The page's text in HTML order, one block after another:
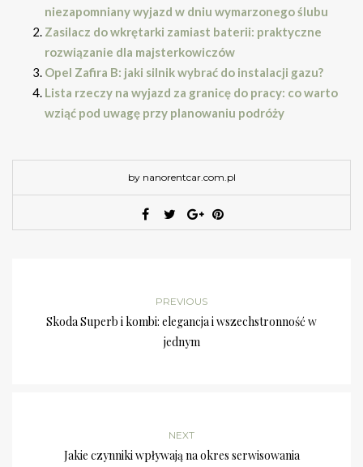
niezapomniany wyjazd w dniu wymarzonego ślubu
Zasilacz do wkrętarki zamiast baterii: praktyczne
rozwiązanie dla majsterkowiczów
Opel Zafira B: jaki silnik wybrać do instalacji gazu?
Lista rzeczy na wyjazd za granicę do pracy: co warto
wziąć pod uwagę przy planowaniu podróży
by nanorentcar.com.pl
PREVIOUS
Skoda Superb i kombi: elegancja i wszechstronność w
jednym
NEXT
Jakie czynniki wpływają na okres serwisowania